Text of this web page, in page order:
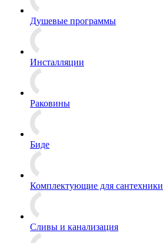
Душевые программы
Инсталляции
Раковины
Биде
Комплектующие для сантехники
Сливы и канализация